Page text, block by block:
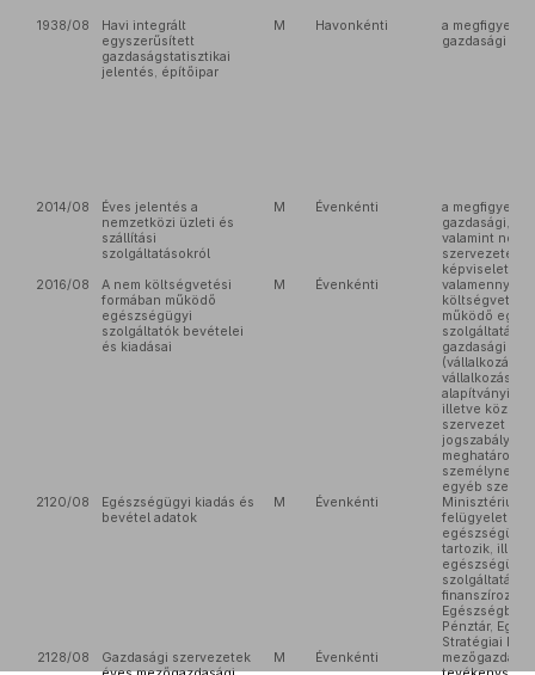
1938/08
Havi integrált
egyszerűsített
gazdaságstatisztikai
jelentés, építőipar
M Havonkénti
a
gazdasági
2014/08
Éves jelentés a
nemzetközi üzleti és
szállítási
szolgáltatásokról
M Évenkénti
a
gazdasági,
valamint
szervezetek
2016/08
A nem költségvetési
formában működő
egészségügyi
szolgáltatók bevételei
és kiadásai
M Évenkénti
valamennyi,
költségvetési
működő
szolgáltatást
gazdasági
(vállalkozás,
vállalkozás,
alapítványi,
illetve
szervezet és
jogszabályban
személynek
egyéb
2120/08
Egészségügyi kiadás és
bevétel adatok
M Évenkénti
felügyelete
tartozik,
egészségügyi
szolgáltatást
Pénztár,
Stratégiai
2128/08
Gazdasági szervezetek
M Évenkénti